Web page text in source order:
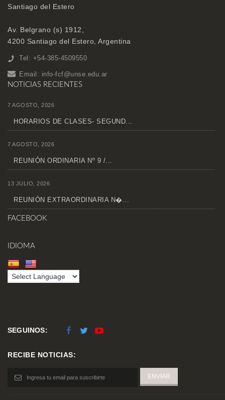
Santiago del Estero
Av. Belgrano (s) 1912,
4200 Santiago del Estero, Argentina
Tel: +54-385-4509550
Email: info-fcf@unse.edu.ar
NOTICIAS RECIENTES
7 AGOSTO, 2026
HORARIOS DE CLASES- SEGUND...
7 AGOSTO, 2026
REUNIÓN ORDINARIA Nº 9 /...
13 JULIO, 2026
REUNIÓN EXTRAORDINARIA N�...
FACEBOOK
IDIOMA
SEGUINOS:
RECIBE NOTICIAS: